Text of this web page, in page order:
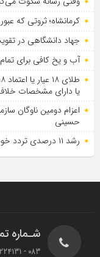
کرمانشاه؛ ثروتی که
جهاد دانشگاهی در
آب و یخ کافی برای
یا دارای مشخصات
اعزام دومین ناوگان
حسینی
رشد ۱۱ درصدی تردد خودروها در جاده‌های مسیر زوار اربعین در کرمانشاه
شـماره
083 - 37224131